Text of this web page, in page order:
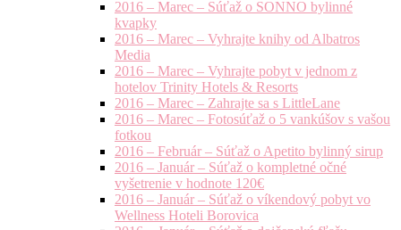
2016 – Marec – Súťaž o SONNO bylinné
kvapky
2016 – Marec – Vyhrajte knihy od Albatros
Media
2016 – Marec – Vyhrajte pobyt v jednom z
hotelov Trinity Hotels & Resorts
2016 – Marec – Zahrajte sa s LittleLane
2016 – Marec – Fotosúťaž o 5 vankúšov s vašou
fotkou
2016 – Február – Súťaž o Apetito bylinný sirup
2016 – Január – Súťaž o kompletné očné
vyšetrenie v hodnote 120€
2016 – Január – Súťaž o víkendový pobyt vo
Wellness Hoteli Borovica